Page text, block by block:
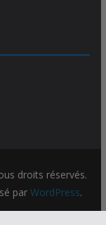
droits réservés.
par WordPress.